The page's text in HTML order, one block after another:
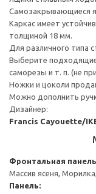
Самозакрывающиеся
Каркас имеет
толщиной 18 мм.
Для различного типа
Выберите
саморезы и т. п. (не
Ножки и цоколи
Можно дополнить
Дизайнер:
Francis Cayouette/
Фронтальная
Массив ясеня,
Панель: